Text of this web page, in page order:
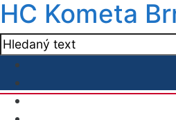
HC Kometa